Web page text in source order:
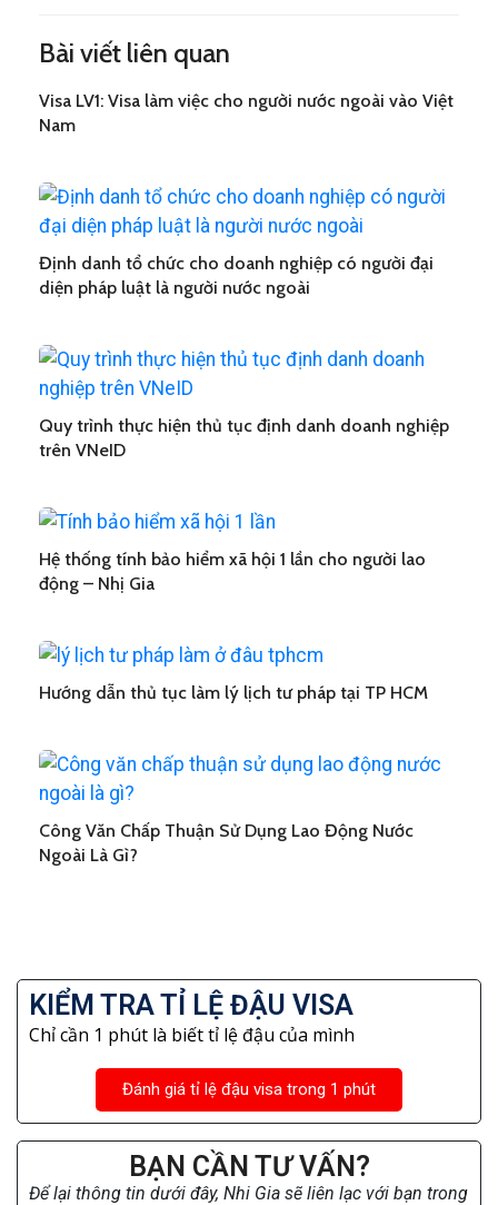
Bài viết liên quan
Visa LV1: Visa làm việc cho người nước ngoài vào Việt
Nam
Định danh tổ chức cho doanh nghiệp có người đại
diện pháp luật là người nước ngoài
Quy trình thực hiện thủ tục định danh doanh nghiệp
trên VNeID
Hệ thống tính bảo hiểm xã hội 1 lần cho người lao
động – Nhị Gia
Hướng dẫn thủ tục làm lý lịch tư pháp tại TP HCM
Công Văn Chấp Thuận Sử Dụng Lao Động Nước
Ngoài Là Gì?
KIỂM TRA TỈ LỆ ĐẬU VISA
Chỉ cần 1 phút là biết tỉ lệ đậu của mình
Đánh giá tỉ lệ đậu visa trong 1 phút
BẠN CẦN TƯ VẤN?
Để lại thông tin dưới đây, Nhi Gia sẽ liên lạc với bạn trong